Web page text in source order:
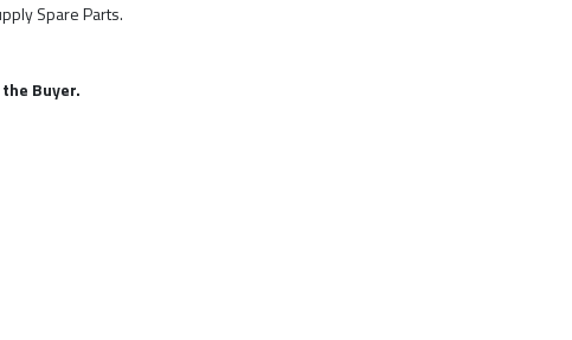
Spare Parts.
Buyer.